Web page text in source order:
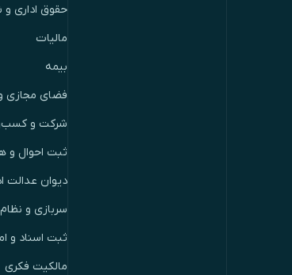
حقوق اداری
مالیات
بیمه
فضای مجازی
شرکت و
ثبت احوال و
دیوان عدالت
سربازی و
ثبت اسناد و
مالکیت فکری